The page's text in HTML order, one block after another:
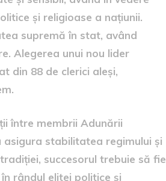
și religioase a națiunii.
supremă în stat, având
Alegerea unui nou lider
din 88 de clerici aleși,
între membrii Adunării
stabilitatea regimului și
succesorul trebuie să fie
rândul elitei politice și